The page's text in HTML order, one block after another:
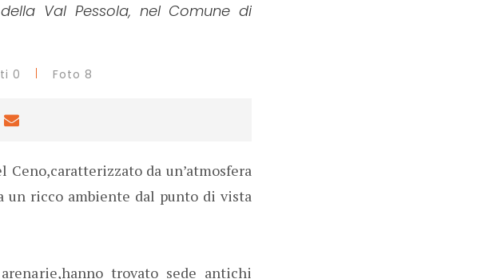
Val Pessola, nel Comune di
0 Foto 8
da un’atmosfera
un ricco ambiente dal punto di vista
trovato sede antichi